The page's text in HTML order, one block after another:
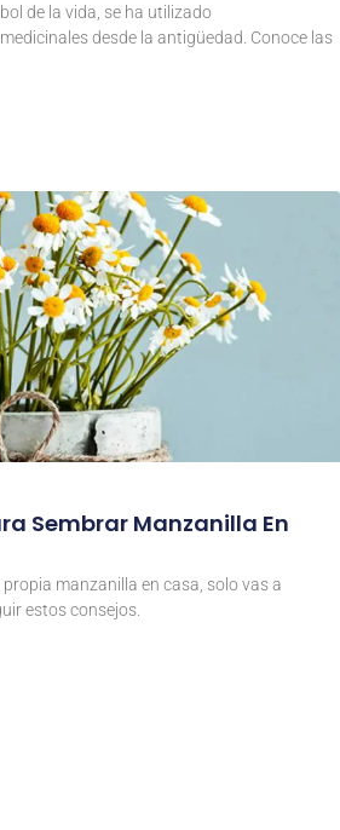
de la vida, se ha utilizado
desde la antigüedad. Conoce las
Sembrar Manzanilla En
manzanilla en casa, solo vas a
estos consejos.